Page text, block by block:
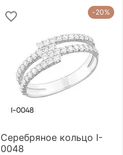
-20%
Серебряное кольцо I-
0048